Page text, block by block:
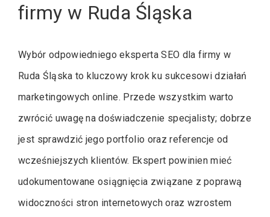
firmy w Ruda Śląska
Wybór odpowiedniego eksperta SEO dla firmy w
Ruda Śląska to kluczowy krok ku sukcesowi działań
marketingowych online. Przede wszystkim warto
zwrócić uwagę na doświadczenie specjalisty; dobrze
jest sprawdzić jego portfolio oraz referencje od
wcześniejszych klientów. Ekspert powinien mieć
udokumentowane osiągnięcia związane z poprawą
widoczności stron internetowych oraz wzrostem